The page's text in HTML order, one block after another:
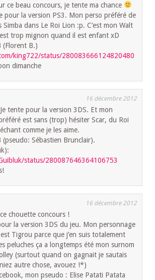
ce beau concours, je tente ma chance
pour la version PS3. Mon perso préféré de
Simba dans Le Roi Lion :p. C’est mon Walt
trop mignon quand il est enfant xD
(Florent B.)
king722/status/280083666124820480
dimanche
16 décembre 2012
tente pour la version 3DS. Et mon
est sans (trop) hésiter Scar, du Roi
comme je les aime.
(pseudo: Sébastien Brunclair).
status/280087646364106753
16 décembre 2012
chouette concours !
la version 3DS du jeu. Mon personnage
Tigrou parce que j’en suis totalement
peluches ça a longtemps été mon surnom
(surtout quand on gagnait je sautais
autre chose, avouez !*)
mon pseudo : Elise Patati Patata